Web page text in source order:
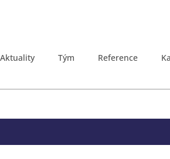
Aktuality Tým Reference